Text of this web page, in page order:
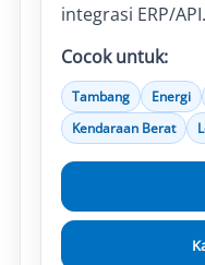
integrasi ERP/API.
Cocok untuk:
Tambang Energi
Kendaraan Berat